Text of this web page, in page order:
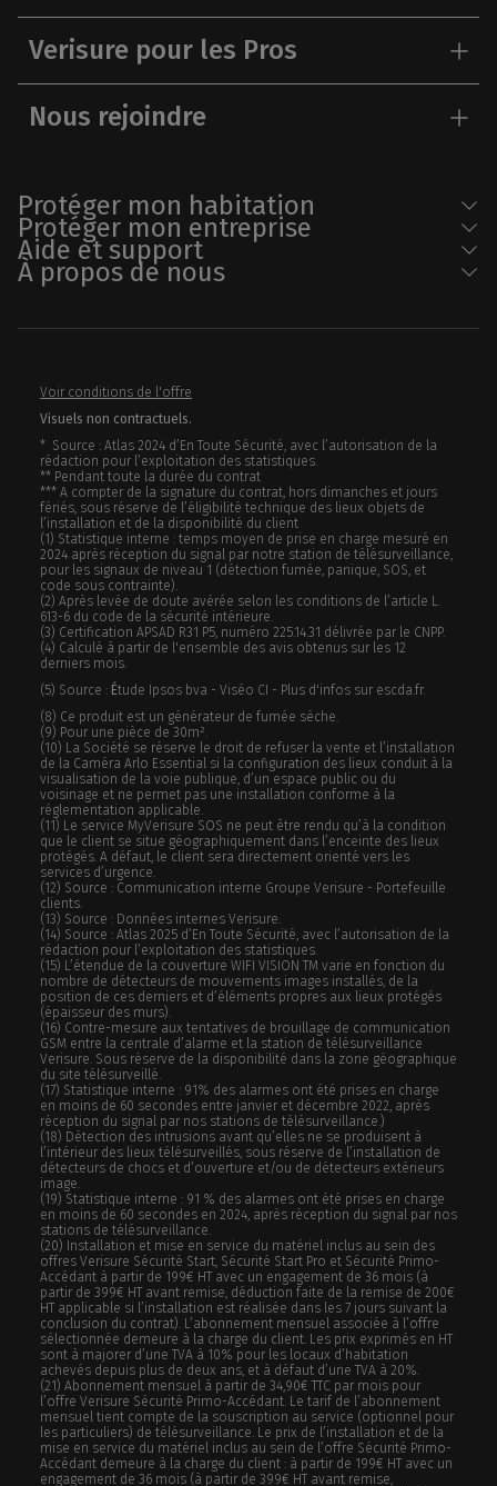
Verisure pour les Pros
Nous rejoindre
Protéger mon habitation
Protéger mon entreprise
Aide et support
À propos de nous
Voir conditions de l'offre
Visuels non contractuels.
* Source : Atlas 2024 d’En Toute Sécurité, avec l’autorisation de la
rédaction pour l’exploitation des statistiques.
** Pendant toute la durée du contrat
*** A compter de la signature du contrat, hors dimanches et jours
fériés, sous réserve de l’éligibilité technique des lieux objets de
l’installation et de la disponibilité du client
(1) Statistique interne : temps moyen de prise en charge mesuré en
2024 après réception du signal par notre station de télésurveillance,
pour les signaux de niveau 1 (détection fumée, panique, SOS, et
code sous contrainte).
(2) Après levée de doute avérée selon les conditions de l’article L.
613-6 du code de la sécurité intérieure.
(3) Certification APSAD R31 P5, numéro 225.14.31 délivrée par le CNPP.
(4) Calculé à partir de l'ensemble des avis obtenus sur les 12
derniers mois.
(5) Source : Étude Ipsos bva - Viséo CI - Plus d'infos sur escda.fr.
(8) Ce produit est un générateur de fumée sèche.
(9) Pour une pièce de 30m².
(10) La Société se réserve le droit de refuser la vente et l’installation
de la Caméra Arlo Essential si la configuration des lieux conduit à la
visualisation de la voie publique, d’un espace public ou du
voisinage et ne permet pas une installation conforme à la
réglementation applicable.
(11) Le service MyVerisure SOS ne peut être rendu qu’à la condition
que le client se situe géographiquement dans l’enceinte des lieux
protégés. A défaut, le client sera directement orienté vers les
services d’urgence.
(12) Source : Communication interne Groupe Verisure - Portefeuille
clients.
(13) Source : Données internes Verisure.
(14) Source : Atlas 2025 d’En Toute Sécurité, avec l’autorisation de la
rédaction pour l’exploitation des statistiques.
(15) L’étendue de la couverture WIFI VISION TM varie en fonction du
nombre de détecteurs de mouvements images installés, de la
position de ces derniers et d’éléments propres aux lieux protégés
(épaisseur des murs).
(16) Contre-mesure aux tentatives de brouillage de communication
GSM entre la centrale d’alarme et la station de télésurveillance
Verisure. Sous réserve de la disponibilité dans la zone géographique
du site télésurveillé.
(17) Statistique interne : 91% des alarmes ont été prises en charge
en moins de 60 secondes entre janvier et décembre 2022, après
réception du signal par nos stations de télésurveillance.)
(18) Détection des intrusions avant qu’elles ne se produisent à
l’intérieur des lieux télésurveillés, sous réserve de l’installation de
détecteurs de chocs et d’ouverture et/ou de détecteurs extérieurs
image.
(19) Statistique interne : 91 % des alarmes ont été prises en charge
en moins de 60 secondes en 2024, après réception du signal par nos
stations de télésurveillance.
(20) Installation et mise en service du matériel inclus au sein des
offres Verisure Sécurité Start, Sécurité Start Pro et Sécurité Primo-
Accédant à partir de 199€ HT avec un engagement de 36 mois (à
partir de 399€ HT avant remise, déduction faite de la remise de 200€
HT applicable si l’installation est réalisée dans les 7 jours suivant la
conclusion du contrat). L’abonnement mensuel associée à l’offre
sélectionnée demeure à la charge du client. Les prix exprimés en HT
sont à majorer d’une TVA à 10% pour les locaux d’habitation
achevés depuis plus de deux ans, et à défaut d’une TVA à 20%.
(21) Abonnement mensuel à partir de 34,90€ TTC par mois pour
l’offre Verisure Sécurité Primo-Accédant. Le tarif de l’abonnement
mensuel tient compte de la souscription au service (optionnel pour
les particuliers) de télésurveillance. Le prix de l’installation et de la
mise en service du matériel inclus au sein de l’offre Sécurité Primo-
Accédant demeure à la charge du client : à partir de 199€ HT avec un
engagement de 36 mois (à partir de 399€ HT avant remise,